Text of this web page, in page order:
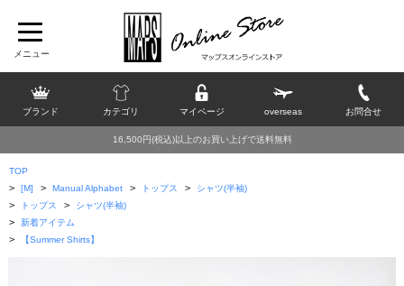
ブランド カテゴリ マイページ overseas お問合せ
16,500円(税込)以上のお買い上げで送料無料
TOP
> [M] > Manual Alphabet > トップス > シャツ(半袖)
> トップス > シャツ(半袖)
> 新着アイテム
> 【Summer Shirts】